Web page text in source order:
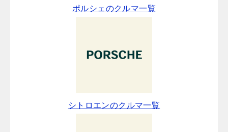
ポルシェのクルマ一覧
シトロエンのクルマ一覧